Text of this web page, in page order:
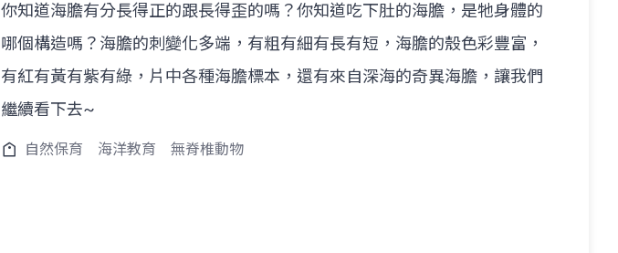
你知道海膽有分長得正的跟長得歪的嗎？你知道吃下肚的海膽，是牠身體的
哪個構造嗎？海膽的刺變化多端，有粗有細有長有短，海膽的殼色彩豐富，
有紅有黃有紫有綠，片中各種海膽標本，還有來自深海的奇異海膽，讓我們
繼續看下去~
自然保育 海洋教育 無脊椎動物